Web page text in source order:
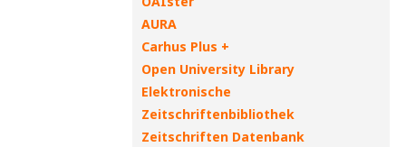
AURA
Carhus Plus +
Open University Library
Elektronische
Zeitschriftenbibliothek
Zeitschriften Datenbank